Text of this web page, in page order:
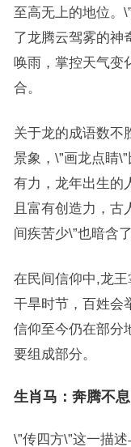
至高无上的地位。
了龙腾云驾雾的神
唤雨，掌控天气变
合。
关于龙的成语数不
景象，\”画龙点睛
有力，龙年出生的
且富有创造力，古
间疾苦少\”也暗含
在民间信仰中,龙
干旱时节，百姓会
信仰至今仍在部分
要组成部分。
生肖马：奔腾不
\”传四方\”这一描